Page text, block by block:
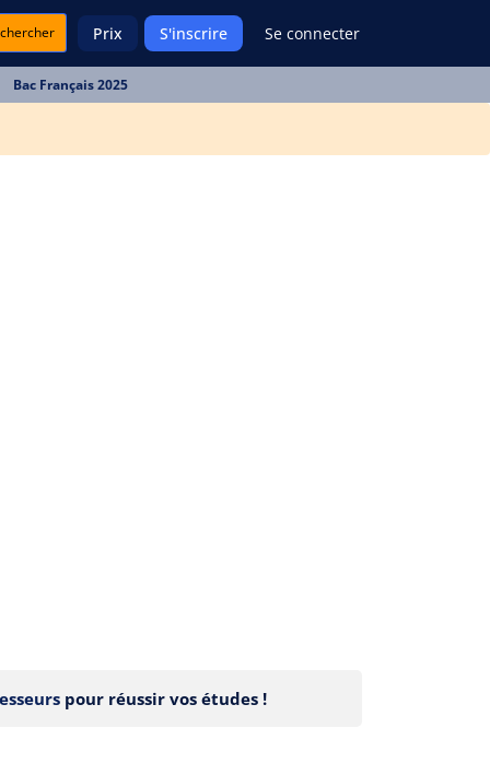
Prix S'inscrire Se connecter
Bac Français 2025
pour réussir vos études !